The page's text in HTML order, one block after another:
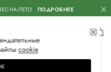
ЛЕТО ПОДРОБНЕЕ
Свитеры
сооkiе